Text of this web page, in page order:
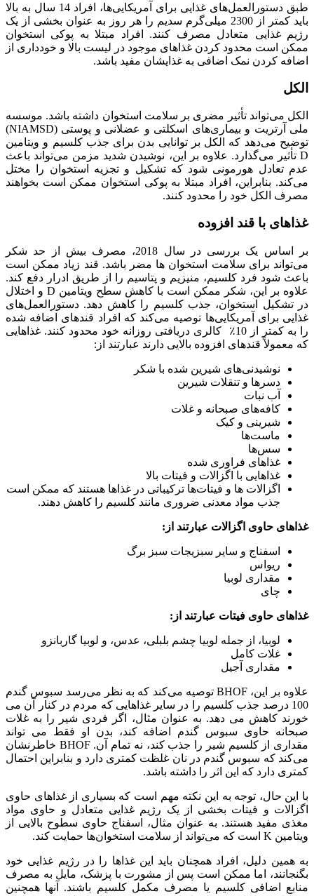
طبق دستورالعمل‌های غذایی برای آمریکایی‌ها، افراد 14 سال به بالا
باید کمتر از 2300 میلی‌گرم سدیم را هر روز به عنوان بخشی از یک
رژیم غذایی متعادل مصرف کنند. افراد مبتلا به پوکی استخوان
ممکن است محدود کردن غذاهای موجود در لیست بالا و خودداری از
اضافه کردن نمک اضافی به غذایشان مفید باشد.
الکل
الکل می‌تواند تأثیر مضری بر سلامت استخوان داشته باشد. موسسه
ملی آرتریت و بیماری‌های اسکلتی و عضلانی و پوستی (NIAMSD)
توضیح می‌دهد که الکل بر توانایی بدن برای جذب کلسیم و ویتامین
D تأثیر می‌گذارد. علاوه بر این، نوشیدن شدید مزمن می‌تواند باعث
عدم تعادل هورمونی شود که تشکیل و تجزیه استخوان را مختل
می‌کند. بنابراین، افراد مبتلا به پوکی استخوان ممکن است بخواهند
مصرف الکل خود را محدود کنند.
غذاهای با قند افزوده
بر اساس یک بررسی در سال 2018، مصرف بیش از حد شکر
می‌تواند برای سلامت استخوان ها مضر باشد. قند زیاد ممکن است
باعث شود فرد کلسیم، منیزیم و پتاسیم را از طریق ادرار دفع کند.
علاوه بر این، شکر ممکن است با کاهش سطح ویتامین D و اختلال
در تشکیل استخوان، جذب کلسیم را کاهش دهد. دستورالعمل‌های
غذایی برای آمریکایی‌ها توصیه می‌کند که افراد قندهای اضافه شده
را به کمتر از 10٪ کالری دریافتی روزانه خود محدود کنند. غذاهایی
که معمولاً قندهای افزوده بالایی دارند عبارتند از:
نوشیدنی‌های شیرین شده با شکر
دسرها و تنقلات شیرین
آب نبات
کافه‌های صبحانه و غلات
شیرینی و کیک
ماست‌ها
سس‌ها
غذاهای فراوری شده
غذاهایی با اگزالات و فیتات بالا
اگزالات ها و فیتات‌ها ترکیباتی در غذاها هستند که ممکن است
جذب مواد معدنی ضروری مانند کلسیم را کاهش دهند.
غذاهای حاوی اگزالات عبارتند از:
اسفناج و سایر سبزیجات سبز برگ
ریواس
مقداری لوبیا
چای
غذاهای حاوی فیتات عبارتند از:
لوبیا، از جمله لوبیا چشم بلبلی، عدس، و لوبیا گاربانزو
غلات کامل
مقداری آجیل
علاوه بر این، BHOF توصیه می‌کند که به نظر می‌رسد سبوس گندم
100 درصد جذب کلسیم را در سایر غذاهایی که مردم در کنار آن می
خورند کاهش می دهد. به عنوان مثال، اگر فردی شیر را به غلات
صبحانه حاوی سبوس گندم اضافه کند، بدن او فقط می تواند
مقداری از کلسیم شیر را جذب کند، نه تمام آن. BHOF خاطرنشان
می‌کند که سبوس گندم در نان غلظت کمتری دارد و بنابراین احتمال
کمتری دارد که این اثر را داشته باشد.
با این حال، توجه به این نکته مهم است که بسیاری از غذاهای حاوی
اگزالات و فیتات بخشی از یک رژیم غذایی متعادل و حاوی مواد
مغذی مفید هستند. به عنوان مثال، اسفناج حاوی سطوح بالایی از
ویتامین K است که می‌تواند از سلامت استخوان‌ها حمایت کند.
به همین دلیل، افراد همچنان باید این غذاها را در رژیم غذایی خود
بگنجانند، اما ممکن است پس از مشورت با پزشک، مایل به مصرف
منابع اضافی کلسیم یا مصرف مکمل کلسیم باشند. آنها همچنین